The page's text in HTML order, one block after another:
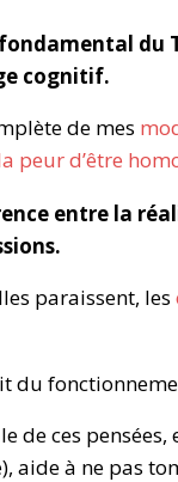
du
cognitif.
de mes
peur d’être
entre la
paraissent, les
du
de ces pensées,
aide à ne pas